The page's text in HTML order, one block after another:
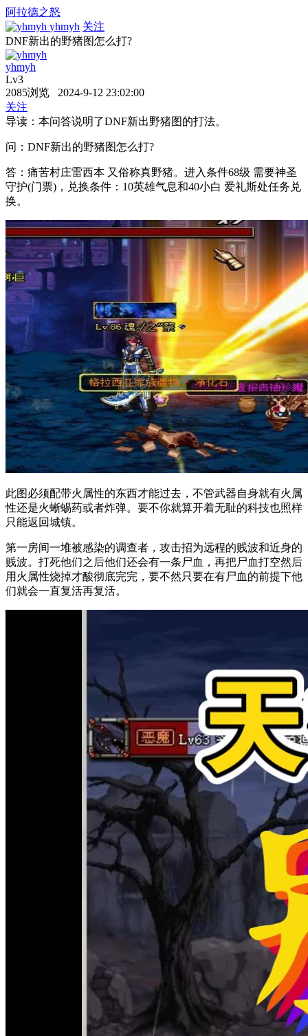
阿拉德之怒
yhmyh 关注
DNF新出的野猪图怎么打?
yhmyh
Lv3
2085浏览 2024-9-12 23:02:00
关注
导读：本问答说明了DNF新出野猪图的打法。
问：DNF新出的野猪图怎么打?
答：痛苦村庄雷西本 又俗称真野猪。进入条件68级 需要神圣
守护(门票)，兑换条件：10英雄气息和40小白 爱礼斯处任务兑
换。
此图必须配带火属性的东西才能过去，不管武器自身就有火属
性还是火蜥蜴药或者炸弹。要不你就算开着无耻的科技也照样
只能返回城镇。
第一房间一堆被感染的调查者，攻击招为远程的贱波和近身的
贱波。打死他们之后他们还会有一条尸血，再把尸血打空然后
用火属性烧掉才酸彻底完完，要不然只要在有尸血的前提下他
们就会一直复活再复活。